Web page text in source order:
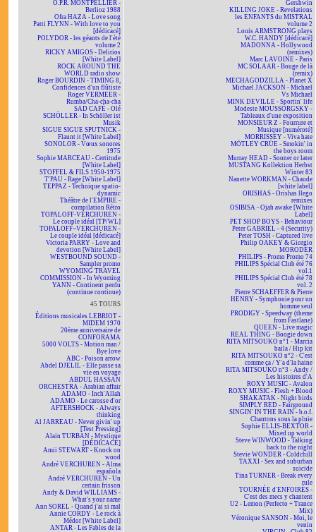
O.P.R. MONTPELLIER -
Berlioz 1988
Ofra HAZA - Love song
Patti FLYNN - With love to you
[dédicacé]
POLYDOR - les géants de l'été
volume 2
RICKY AMIGOS - Delirios
[White Label]
ROCK AROUND THE
WORLD radio show
Roger BOURDIN - TIMING 8,
Confidences d'un flûtiste
Roger VERMEER -
Rumba/Cha-cha-cha
SAD CAFÉ - Olé
SCHÖLLER - In Schöller ist
Musik
SIGUE SIGUE SPUTNICK -
Flaunt it [White Label]
SONOLOR - Vœux sonores
1975
Sophie MARCEAU - Certitude
[White Label]
STOFFEL & FILS 1950-1975
T'PAU - Rage [White Label]
TEPPAZ - Technique spatio-
dynamic
Théâtre de l'EMPIRE -
compilation Rétro
TOPALOFF-VERCHUREN -
Le couple idéal [TP/WL]
TOPALOFF~VERCHUREN -
Le couple idéal [dédicacé]
Victoria PARRY - Love and
devotion [White Label]
WESTBOUND SOUND -
Sampler promo
WYOMING TRAVEL
COMMISSION - In Wyoming
YANN - Continent perdu
(continue continue)
45 TOURS
Éditions musicales LEBRIOT -
MIDEM 1970
20ème anniversaire de
CONFORAMA
5000 VOLTS - Motion man /
Bye love
ABC - Poison arrow
Abdel DJELIL - Elle passe sa
vie en voyage
ABDUL HASSAN
ORCHESTRA - Arabian affair
ADAMO - Inch'Allah
ADAMO - Le carosse d'or
AFTERSHOCK - Always
thinking
Al JARREAU - Never givin' up
[Test Pressing]
Alain TURBAN - Mystique
[DÉDICACÉ]
Amii STEWART - Knock on
wood
André VERCHUREN - Alma
española
André VERCHUREN - Un
certain frisson
Andy & David WILLIAMS -
What's your name
Ann SOREL - Quand j'ai si mal
Annie CORDY - Le rock à
Médor [White Label]
ANTAR - Les Fables de la
Gershwin
KILLING JOKE - Revelations
les ENFANTS du MISTRAL
volume 2
Louis ARMSTRONG plays
W.C. HANDY [dédicacé]
MADONNA - Hollywood
(remixes)
Marc LAVOINE - Paris
MC SOLAAR - Bouge de là
(remix)
MECHAGODZILLA - Planet X
Michael JACKSON - Michael
Vs Michael
MINK DEVILLE - Sportin' life
Modeste MOUSSORGSKY -
Tableaux d'une exposition
MONSIEUR Z - Fourrure et
Musique [numéroté]
MORRISSEY - Viva hate
MÖTLEY CRÜE - Smokin' in
the boys room
Murray HEAD - Sooner or later
MUSTANG Kollektion Herbst
Winter 83
Nanette WORKMAN - Chaude
[white label]
ORISHAS - Orishas llego
remixes
OSIBISA - Ojah awake [White
Label]
PET SHOP BOYS - Behaviour
Peter GABRIEL - 4 (Security)
Peter TOSH - Captured live
Philip OAKEY & Giorgio
MORODER
PHILIPS - Promo Promo 74
PHILIPS Spécial Club été 76
vol.1
PHILIPS Spécial Club été 78
vol. 2
Pierre SCHAEFFER & Pierre
HENRY - Symphonie pour un
homme seul
PRODIGY - Speedway (theme
from Fastlane)
QUEEN - Live magic
REAL THING - Boogie down
RITA MITSOUKO n°1 - Marcia
baila / Hip kit
RITA MITSOUKO n°2 - C'est
comme ça / Y'a d'la haine
RITA MITSOUKO n°3 - Andy /
Les histoires d'A
ROXY MUSIC - Avalon
ROXY MUSIC - Flesh + Blood
SHAKATAK - Night birds
SIMPLY RED - Fairground
SINGIN' IN THE RAIN - b.o.f.
Chantons sous la pluie
Sophie ELLIS-BEXTOR -
Mixed up world
Steve WINWOOD - Talking
back to the night
Stevie WONDER - Coldchill
TAXXI - Sex and suburban
suicide
Tina TURNER - Break every
rule
TOURNÉE d'ENFOIRÉS -
C'est des mecs y chantent
U2 - Lemon (Perfecto + Trance
Mix)
Véronique SANSON - Moi, le
venin